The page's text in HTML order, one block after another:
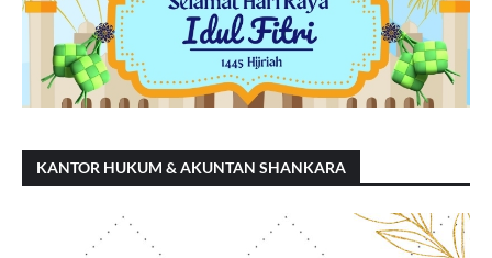
KANTOR HUKUM & AKUNTAN SHANKARA